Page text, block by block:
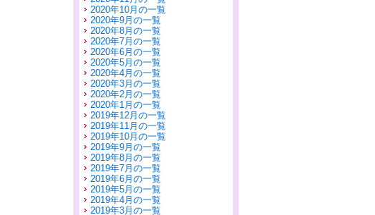
2020年10月の一覧
2020年9月の一覧
2020年8月の一覧
2020年7月の一覧
2020年6月の一覧
2020年5月の一覧
2020年4月の一覧
2020年3月の一覧
2020年2月の一覧
2020年1月の一覧
2019年12月の一覧
2019年11月の一覧
2019年10月の一覧
2019年9月の一覧
2019年8月の一覧
2019年7月の一覧
2019年6月の一覧
2019年5月の一覧
2019年4月の一覧
2019年3月の一覧